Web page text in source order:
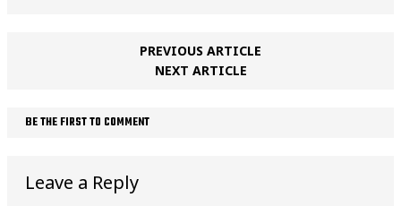
PREVIOUS ARTICLE
NEXT ARTICLE
BE THE FIRST TO COMMENT
Leave a Reply